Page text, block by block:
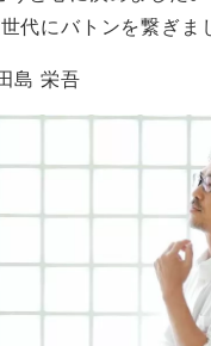
代にバトンを繋ぎま
島 栄吾